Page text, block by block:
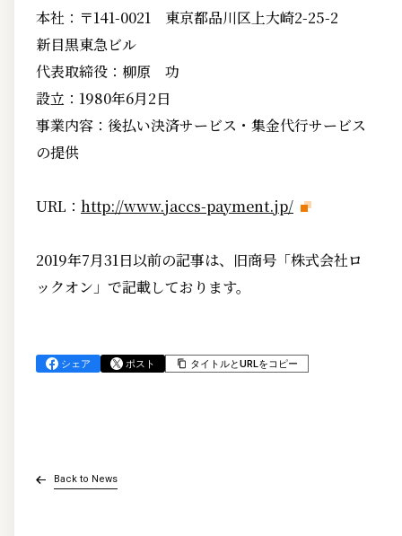
本社：〒141-0021 東京都品川区上大崎2-25-2
新目黒東急ビル
代表取締役：柳原 功
設立：1980年6月2日
事業内容：後払い決済サービス・集金代行サービス
の提供
URL： http://www.jaccs-payment.jp/
2019年7月31日以前の記事は、旧商号「株式会社ロ
ックオン」で記載しております。
シェア ポスト タイトルとURLをコピー
Back to News